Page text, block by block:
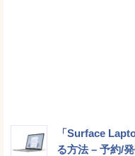
「Surface
る方法 – 予約/